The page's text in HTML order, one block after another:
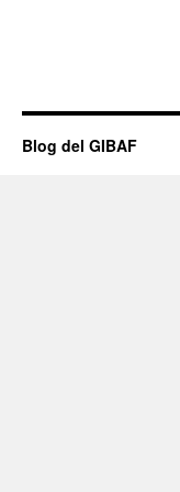
Blog del GIBAF